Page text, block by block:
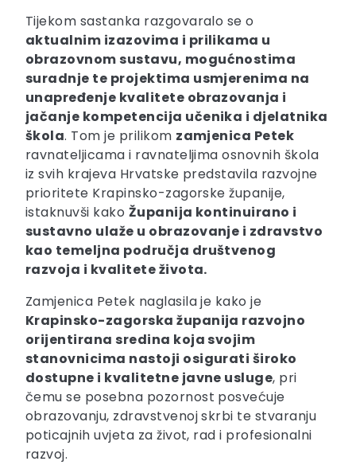
Tijekom sastanka razgovaralo se o
aktualnim izazovima i prilikama u
obrazovnom sustavu, mogućnostima
suradnje te projektima usmjerenima na
unapređenje kvalitete obrazovanja i
jačanje kompetencija učenika i djelatnika
škola. Tom je prilikom zamjenica Petek
ravnateljicama i ravnateljima osnovnih škola
iz svih krajeva Hrvatske predstavila razvojne
prioritete Krapinsko-zagorske županije,
istaknuvši kako Županija kontinuirano i
sustavno ulaže u obrazovanje i zdravstvo
kao temeljna područja društvenog
razvoja i kvalitete života.
Zamjenica Petek naglasila je kako je
Krapinsko-zagorska županija razvojno
orijentirana sredina koja svojim
stanovnicima nastoji osigurati široko
dostupne i kvalitetne javne usluge, pri
čemu se posebna pozornost posvećuje
obrazovanju, zdravstvenoj skrbi te stvaranju
poticajnih uvjeta za život, rad i profesionalni
razvoj.